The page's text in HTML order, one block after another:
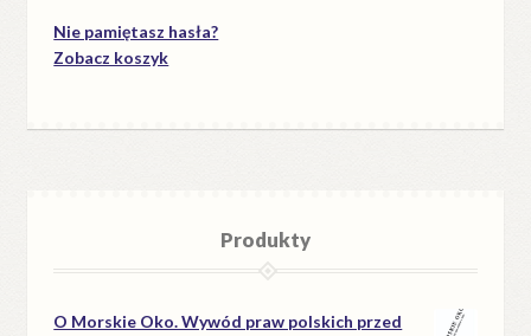
Nie pamiętasz hasła?
Zobacz koszyk
Produkty
O Morskie Oko. Wywód praw polskich przed